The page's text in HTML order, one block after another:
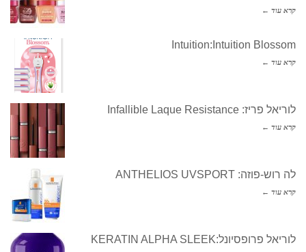
קרא עוד ←
Intuition:Intuition Blossom
קרא עוד ←
לוריאל פריז: Infallible Laque Resistance
קרא עוד ←
לה רוש-פוזה: ANTHELIOS UVSPORT
קרא עוד ←
לוריאל פרופסיונל:KERATIN ALPHA SLEEK